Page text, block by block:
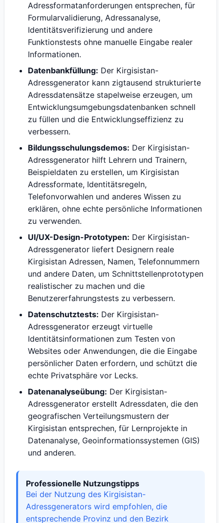
Adressformatanforderungen entsprechen, für
Formularvalidierung, Adressanalyse,
Identitätsverifizierung und andere
Funktionstests ohne manuelle Eingabe realer
Informationen.
Datenbankfüllung: Der Kirgisistan-
Adressgenerator kann zigtausend strukturierte
Adressdatensätze stapelweise erzeugen, um
Entwicklungsumgebungsdatenbanken schnell
zu füllen und die Entwicklungseffizienz zu
verbessern.
Bildungsschulungsdemos: Der Kirgisistan-
Adressgenerator hilft Lehrern und Trainern,
Beispieldaten zu erstellen, um Kirgisistan
Adressformate, Identitätsregeln,
Telefonvorwahlen und anderes Wissen zu
erklären, ohne echte persönliche Informationen
zu verwenden.
UI/UX-Design-Prototypen: Der Kirgisistan-
Adressgenerator liefert Designern reale
Kirgisistan Adressen, Namen, Telefonnummern
und andere Daten, um Schnittstellenprototypen
realistischer zu machen und die
Benutzererfahrungstests zu verbessern.
Datenschutztests: Der Kirgisistan-
Adressgenerator erzeugt virtuelle
Identitätsinformationen zum Testen von
Websites oder Anwendungen, die die Eingabe
persönlicher Daten erfordern, und schützt die
echte Privatsphäre vor Lecks.
Datenanalyseübung: Der Kirgisistan-
Adressgenerator erstellt Adressdaten, die den
geografischen Verteilungsmustern der
Kirgisistan entsprechen, für Lernprojekte in
Datenanalyse, Geoinformationssystemen (GIS)
und anderen.
Professionelle Nutzungstipps
Bei der Nutzung des Kirgisistan-
Adressgenerators wird empfohlen, die
entsprechende Provinz und den Bezirk